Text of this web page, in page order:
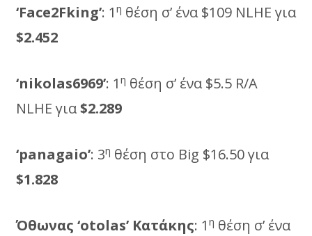
‘Face2Fking’: 1 η θέση σ’ ένα $109 NLHE για
$2.452
‘nikolas6969’: 1 η θέση σ’ ένα $5.5 R/A
NLHE για$2.289
‘panagaio’: 3η θέση στο Big $16.50 για
$1.828
Όθωνας ‘otolas’ Κατάκης: 1 η θέση σ’ ένα